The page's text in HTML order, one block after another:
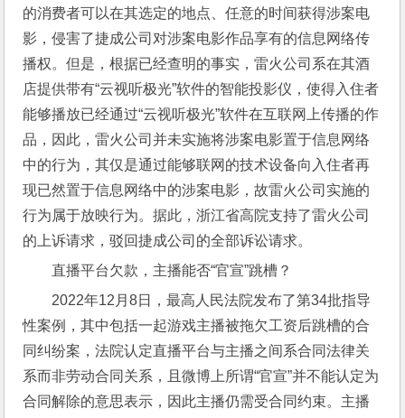
的消费者可以在其选定的地点、任意的时间获得涉案电
影，侵害了捷成公司对涉案电影作品享有的信息网络传
播权。但是，根据已经查明的事实，雷火公司系在其酒
店提供带有“云视听极光”软件的智能投影仪，使得入住者
能够播放已经通过“云视听极光”软件在互联网上传播的作
品，因此，雷火公司并未实施将涉案电影置于信息网络
中的行为，其仅是通过能够联网的技术设备向入住者再
现已然置于信息网络中的涉案电影，故雷火公司实施的
行为属于放映行为。据此，浙江省高院支持了雷火公司
的上诉请求，驳回捷成公司的全部诉讼请求。
直播平台欠款，主播能否“官宣”跳槽？
2022年12月8日，最高人民法院发布了第34批指导
性案例，其中包括一起游戏主播被拖欠工资后跳槽的合
同纠纷案，法院认定直播平台与主播之间系合同法律关
系而非劳动合同关系，且微博上所谓“官宣”并不能认定为
合同解除的意思表示，因此主播仍需受合同约束。主播